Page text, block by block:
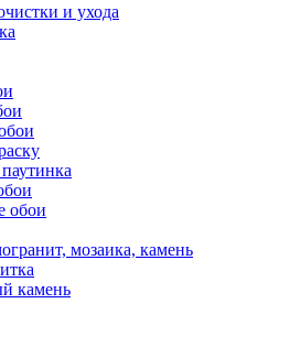
и ухода
обои
мозаика, камень
камень